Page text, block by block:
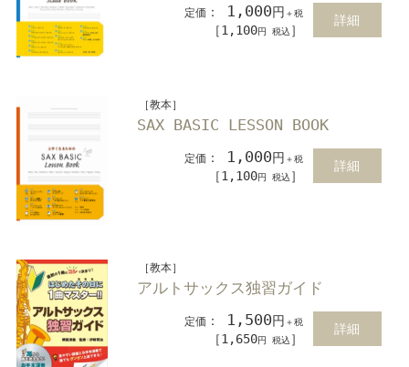
定価 ： 1,000円 ＋税
［1,100円 税込 ］
詳細
［教本］
SAX BASIC LESSON BOOK
定価 ： 1,000円 ＋税
［1,100円 税込 ］
詳細
［教本］
アルトサックス独習ガイド
定価 ： 1,500円 ＋税
［1,650円 税込 ］
詳細